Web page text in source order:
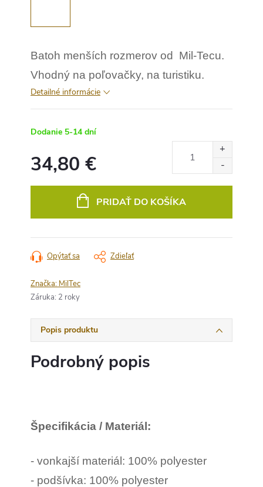
Batoh menších rozmerov od Mil-Tecu.
Vhodný na poľovačky, na turistiku.
Detailné informácie
Dodanie 5-14 dní
34,80 €
PRIDAŤ DO KOŠÍKA
Opýtať sa Zdieľať
Značka: MilTec
Záruka: 2 roky
Popis produktu
Podrobný popis
Špecifikácia / Materiál:
- vonkajší materiál: 100% polyester
- podšívka: 100% polyester